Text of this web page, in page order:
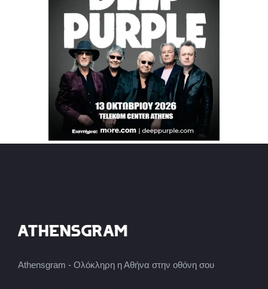
Athensgram - Ολόκληρη η Αθήνα στην οθόνη σου